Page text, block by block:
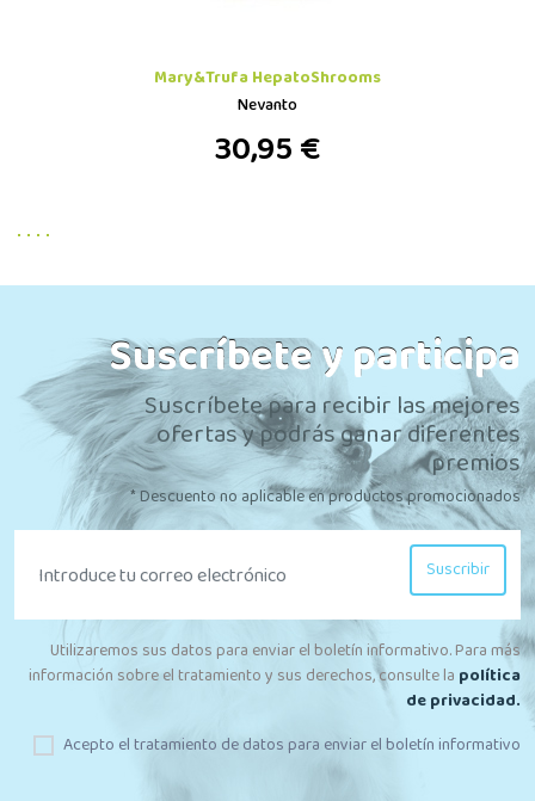
Mary&Trufa HepatoShrooms
Nevanto
30,95 €
Suscríbete y participa
Suscríbete para recibir las mejores
ofertas y podrás ganar diferentes
premios
* Descuento no aplicable en productos promocionados
Suscribir
Utilizaremos sus datos para enviar el boletín informativo. Para más
información sobre el tratamiento y sus derechos, consulte la política
de privacidad.
Acepto el tratamiento de datos para enviar el boletín informativo